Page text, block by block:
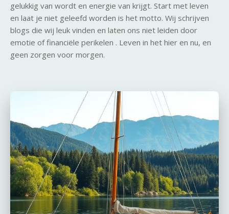
gelukkig van wordt en energie van krijgt. Start met leven
en laat je niet geleefd worden is het motto. Wij schrijven
blogs die wij leuk vinden en laten ons niet leiden door
emotie of financiële perikelen . Leven in het hier en nu, en
geen zorgen voor morgen.